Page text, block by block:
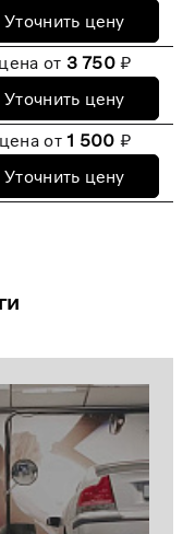
Уточнить цену
цена от 3 750 ₽
Уточнить цену
цена от1 500 ₽
Уточнить цену